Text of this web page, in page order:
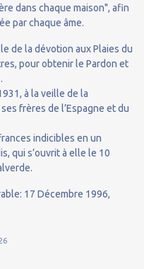
dans chaque maison", afin
par chaque âme.
de la dévotion aux Plaies du
pour obtenir le Pardon et
à la veille de la
frères de l’Espagne et du
indicibles en un
qui s’ouvrit à elle le 10
17 Décembre 1996,